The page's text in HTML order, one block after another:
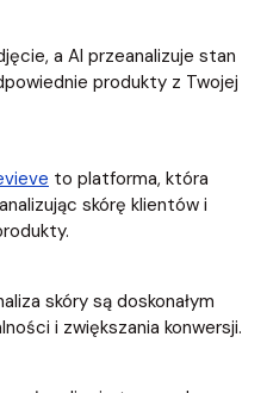
a AI przeanalizuje stan
produkty z Twojej
to platforma, która
skórę klientów i
skóry są doskonałym
i zwiększania konwersji.